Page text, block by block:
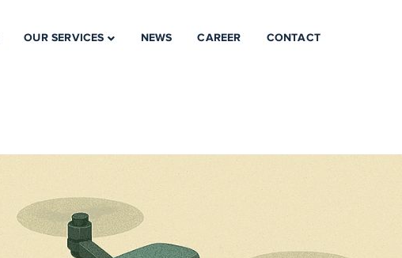
OUR SERVICES NEWS CAREER CONTACT